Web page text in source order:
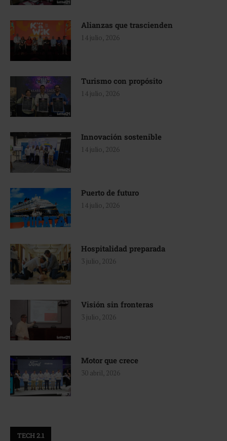
Alianzas que trascienden
14 julio, 2026
Turismo con propósito
14 julio, 2026
Innovación sostenible
14 julio, 2026
Puerto de futuro
14 julio, 2026
Hospitalidad preparada
3 julio, 2026
Visión sin fronteras
3 julio, 2026
Motor que crece
30 abril, 2026
TECH 2.1